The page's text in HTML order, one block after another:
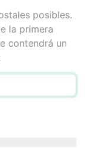
posibles.
la primera
contendrá un